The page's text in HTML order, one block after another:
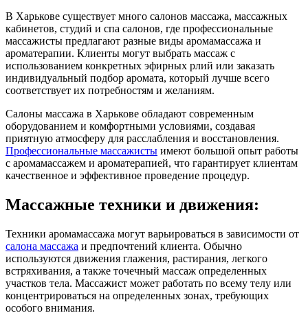
В Харькове существует много салонов массажа, массажных
кабинетов, студий и спа салонов, где профессиональные
массажисты предлагают разные виды аромамассажа и
ароматерапии. Клиенты могут выбрать массаж с
использованием конкретных эфирных рлий или заказать
индивидуальный подбор аромата, который лучше всего
соответствует их потребностям и желаниям.
Салоны массажа в Харькове обладают современным
оборудованием и комфортными условиями, создавая
приятную атмосферу для расслабления и восстановления.
Профессиональные массажисты имеют большой опыт работы
с аромамассажем и ароматерапией, что гарантирует клиентам
качественное и эффективное проведение процедур.
Массажные техники и движения:
Техники аромамассажа могут варьироваться в зависимости от
салона массажа и предпочтений клиента. Обычно
используются движения глажения, растирания, легкого
встряхивания, а также точечный массаж определенных
участков тела. Массажист может работать по всему телу или
концентрироваться на определенных зонах, требующих
особого внимания.